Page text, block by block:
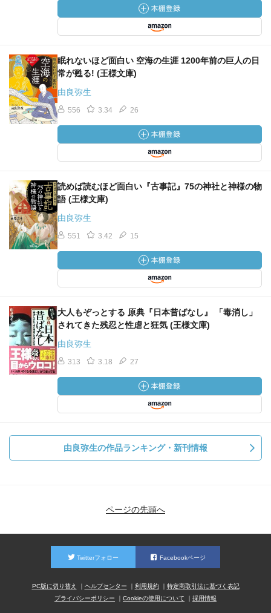
眠れないほど面白い 空海の生涯 1200年前の巨人の日
常が甦る! (王様文庫)
由良弥生
556 3.34 26
読めば読むほど面白い『古事記』75の神社と神様の物
語 (王様文庫)
由良弥生
551 3.42 15
大人もぞっとする 原典『日本昔ばなし』 「毒消し」
されてきた残忍と性虐と狂気 (王様文庫)
由良弥生
313 3.18 27
由良弥生の作品ランキング・新刊情報
ページの先頭へ
Twitterフォロー Facebookページ
PC版に切り替え ヘルプセンター 利用規約
特定商取引法に基づく表記
プライバシーポリシー
Cookieの使用について 採用情報